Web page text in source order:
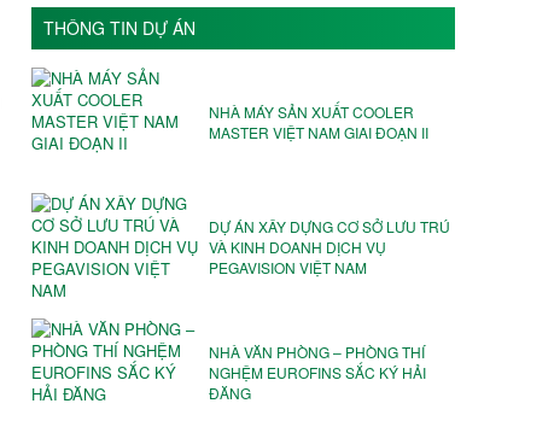
THÔNG TIN DỰ ÁN
NHÀ MÁY SẢN XUẤT COOLER
MASTER VIỆT NAM GIAI ĐOẠN II
DỰ ÁN XÂY DỰNG CƠ SỞ LƯU TRÚ
VÀ KINH DOANH DỊCH VỤ
PEGAVISION VIỆT NAM
NHÀ VĂN PHÒNG – PHÒNG THÍ
NGHỆM EUROFINS SẮC KÝ HẢI
ĐĂNG